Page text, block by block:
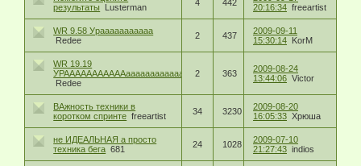
результаты Lusterman 4 442
20:16:34 freeartist
WR 9.58 Урааааааааааа
Redee
2 437
2009-09-11
15:30:14 KorM
WR 19.19
УРАААААААААААааааааааааааааа
Redee
2 363
2009-08-24
13:44:06 Victor
ВАжность техники в
коротком спринте freeartist 34 3230
2009-08-20
16:05:33 Хрюша
не ИДЕАЛЬНАЯ а просто
техника бега 681 24 1028
2009-07-10
21:27:43 indios